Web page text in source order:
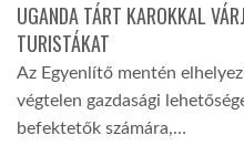
UGANDA TÁRT KAROKKAL
TURISTÁKAT
Az Egyenlítő mentén
végtelen gazdasági
befektetők számára,…